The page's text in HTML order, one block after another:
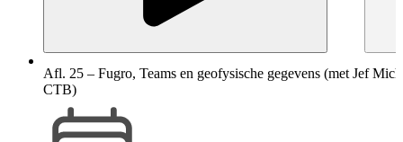
Afl. 25 – Fugro, Teams en geofysische gegevens (met Jef
CTB)